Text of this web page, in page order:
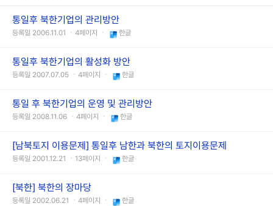
통일후 북한기업의 관리방안
등록일 2006.11.01 ㆍ4페이지 ㆍ 한글
통일후 북한기업의 활성화 방안
등록일 2007.07.05 ㆍ4페이지 ㆍ 한글
통일 후 북한기업의 운영 및 관리방안
등록일 2008.11.06 ㆍ4페이지 ㆍ 한글
[남북토지 이용문제] 통일후 남한과 북한의 토지이용문제
등록일 2001.12.21 ㆍ13페이지 ㆍ 한글
[북한] 북한의 장마당
등록일 2002.06.21 ㆍ4페이지 ㆍ 한글